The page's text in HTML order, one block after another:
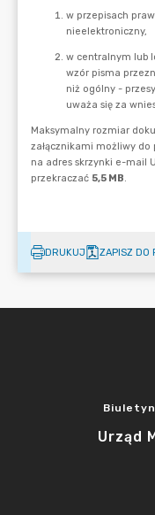
DRUKUJ ZAPISZ DO
Urząd